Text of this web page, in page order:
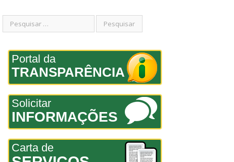
Portal da
TRANSPARÊNCIA
Solicitar
INFORMAÇÕES
Carta de